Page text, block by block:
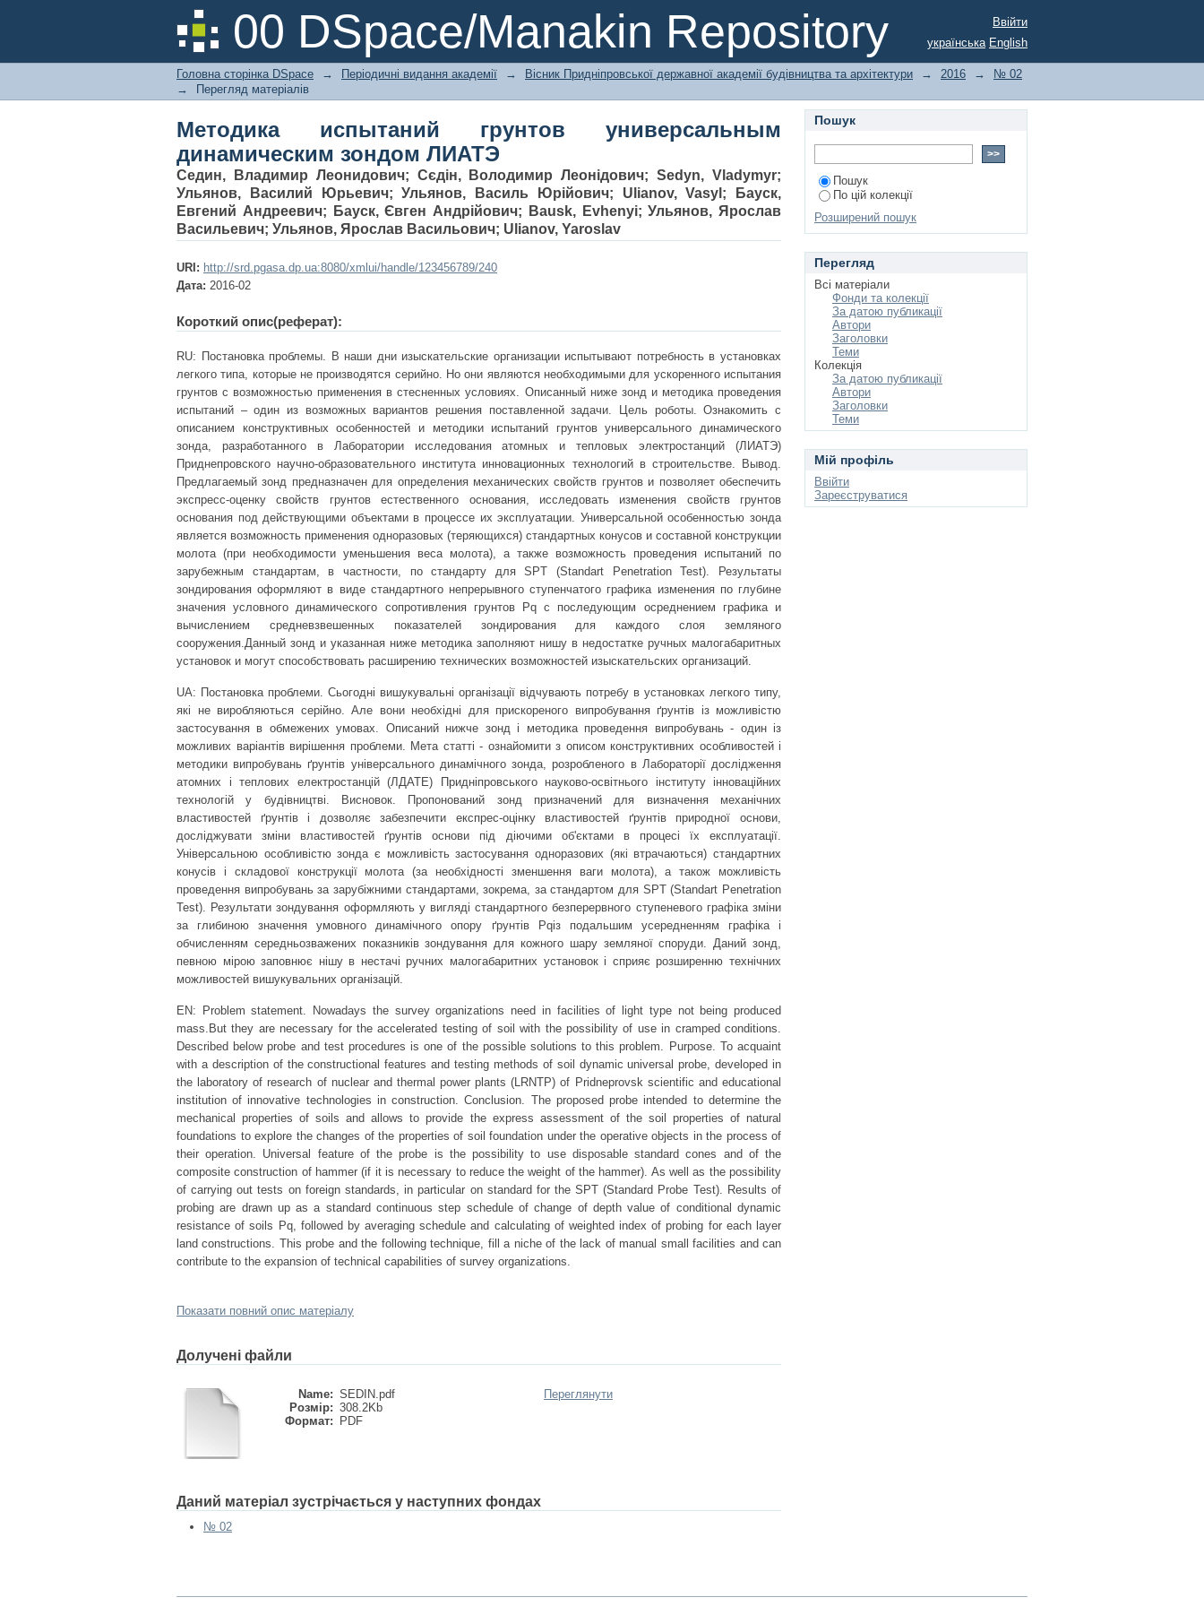
00 DSpace/Manakin Repository
Методика испытаний грунтов универсальным динамическим зондом ЛИАТЭВвійти
українська English
Головна сторінка DSpace → Періодичні видання академії → Вісник Придніпровської державної академії будівництва та архітектури → 2016 →
№ 02
→
Перегляд матеріалів
Методика испытаний грунтов универсальным
динамическим зондом ЛИАТЭ
Седин, Владимир Леонидович; Сєдін, Володимир Леонідович;Sedyn, Vladymyr;
Ульянов, Василий Юрьевич;Ульянов, Василь Юрiйович; Ulianov, Vasyl ;
Бауск,
Евгений Андреевич; Бауск, Євген Андрійович; Bausk, Evhenyi;Ульянов, Ярослав
Васильевич; Ульянов, Ярослав Васильович; Ulianov, Yaroslav
URI: http://srd.pgasa.dp.ua:8080/xmlui/handle/123456789/240
Дата: 2016-02
Короткий опис(реферат):
RU: Постановка проблемы. В наши дни изыскательские организации испытывают потребность в установках
легкого типа, которые не производятся серийно. Но они являются необходимыми для ускоренного испытания
грунтов с возможностью применения в стесненных условиях. Описанный ниже зонд и методика проведения
испытаний – один из возможных вариантов решения поставленной задачи. Цель роботы. Ознакомить с
описанием конструктивных особенностей и методики испытаний грунтов универсального динамического
зонда, разработанного в Лаборатории исследования атомных и тепловых электростанций (ЛИАТЭ)
Приднепровского научно-образовательного института инновационных технологий в строительстве. Вывод.
Предлагаемый зонд предназначен для определения механических свойств грунтов и позволяет обеспечить
экспресс-оценку свойств грунтов естественного основания, исследовать изменения свойств грунтов
основания под действующими объектами в процессе их эксплуатации. Универсальной особенностью зонда
является возможность применения одноразовых (теряющихся) стандартных конусов и составной конструкции
молота (при необходимости уменьшения веса молота), а также возможность проведения испытаний по
зарубежным стандартам, в частности, по стандарту для SPT (Standart Penetration Test). Результаты
зондирования оформляют в виде стандартного непрерывного ступенчатого графика изменения по глубине
значения условного динамического сопротивления грунтов Рq с последующим осреднением графика и
вычислением средневзвешенных показателей зондирования для каждого слоя земляного
сооружения.Данный зонд и указанная ниже методика заполняют нишу в недостатке ручных малогабаритных
установок и могут способствовать расширению технических возможностей изыскательских организаций.
UA: Постановка проблеми. Сьогодні вишукувальні організації відчувають потребу в установках легкого типу,
які не виробляються серійно. Але вони необхідні для прискореного випробування ґрунтів із можливістю
застосування в обмежених умовах. Описаний нижче зонд і методика проведення випробувань - один із
можливих варіантів вирішення проблеми. Мета статті - ознайомити з описом конструктивних особливостей і
методики випробувань ґрунтів універсального динамічного зонда, розробленого в Лабораторії дослідження
атомних і теплових електростанцій (ЛДАТЕ) Придніпровського науково-освітнього інституту інноваційних
технологій у будівництві. Висновок. Пропонований зонд призначений для визначення механічних
властивостей ґрунтів і дозволяє забезпечити експрес-оцінку властивостей ґрунтів природної основи,
досліджувати зміни властивостей ґрунтів основи під діючими об'єктами в процесі їх експлуатації.
Універсальною особливістю зонда є можливість застосування одноразових (які втрачаються) стандартних
конусів і складової конструкції молота (за необхідності зменшення ваги молота), а також можливість
проведення випробувань за зарубіжними стандартами, зокрема, за стандартом для SPT (Standart Penetration
Test). Результати зондування оформляють у вигляді стандартного безперервного ступеневого графіка зміни
за глибиною значення умовного динамічного опору ґрунтів Рqіз подальшим усередненням графіка і
обчисленням середньозважених показників зондування для кожного шару земляної споруди. Даний зонд,
певною мірою заповнює нішу в нестачі ручних малогабаритних установок і сприяє розширенню технічних
можливостей вишукувальних організацій.
EN: Problem statement. Nowadays the survey organizations need in facilities of light type not being produced
mass.But they are necessary for the accelerated testing of soil with the possibility of use in cramped conditions.
Described below probe and test procedures is one of the possible solutions to this problem. Purpose. To acquaint
with a description of the constructional features and testing methods of soil dynamic universal probe, developed in
the laboratory of research of nuclear and thermal power plants (LRNTP) of Pridneprovsk scientific and educational
institution of innovative technologies in construction. Conclusion. The proposed probe intended to determine the
mechanical properties of soils and allows to provide the express assessment of the soil properties of natural
foundations to explore the changes of the properties of soil foundation under the operative objects in the process of
their operation. Universal feature of the probe is the possibility to use disposable standard cones and of the
composite construction of hammer (if it is necessary to reduce the weight of the hammer). As well as the possibility
of carrying out tests on foreign standards, in particular on standard for the SPT (Standard Probe Test). Results of
probing are drawn up as a standard continuous step schedule of change of depth value of conditional dynamic
resistance of soils Pq, followed by averaging schedule and calculating of weighted index of probing for each layer
land constructions. This probe and the following technique, fill a niche of the lack of manual small facilities and can
contribute to the expansion of technical capabilities of survey organizations.
Показати повний опис матеріалу
Долучені файли
Name: SEDIN.pdf
Розмір: 308.2Kb
Формат:
PDF
Переглянути
Даний матеріал зустрічається у наступних фондах
№ 02
Пошук
Пошук
По цій колекції
Розширений пошук
Перегляд
Всі матеріали
Фонди та колекції
За датою публикації
Автори
Заголовки
Теми
Колекція
За датою публикації
Автори
Заголовки
Теми
Мій профіль
Ввійти
Зареєструватися